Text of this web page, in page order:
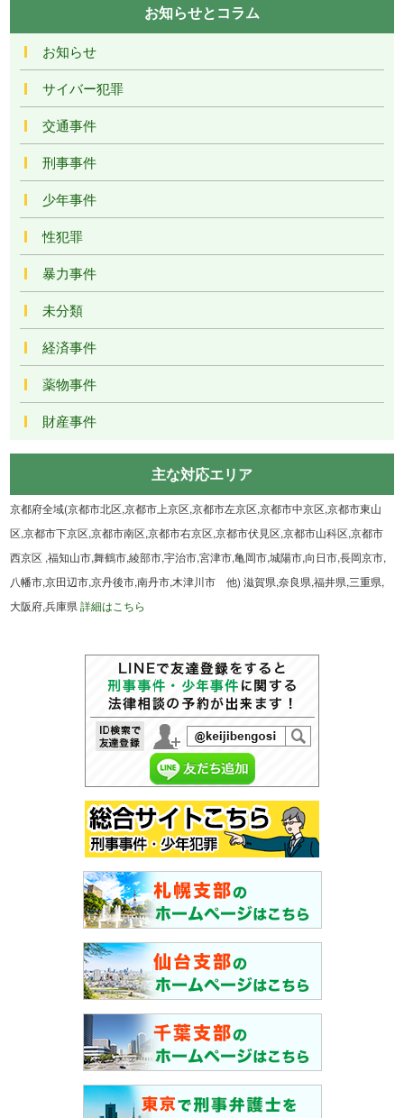
お知らせとコラム
お知らせ
サイバー犯罪
交通事件
刑事事件
少年事件
性犯罪
暴力事件
未分類
経済事件
薬物事件
財産事件
主な対応エリア
京都府全域(京都市北区,京都市上京区,京都市左京区,京都市中京区,京都市東山
区,京都市下京区,京都市南区,京都市右京区,京都市伏見区,京都市山科区,京都市
西京区 ,福知山市,舞鶴市,綾部市,宇治市,宮津市,亀岡市,城陽市,向日市,長岡京市,
八幡市,京田辺市,京丹後市,南丹市,木津川市 他) 滋賀県,奈良県,福井県,三重県,
大阪府,兵庫県詳細はこちら